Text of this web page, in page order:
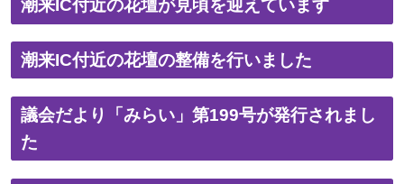
潮来IC付近の花壇が見頃を迎えています
潮来IC付近の花壇の整備を行いました
議会だより「みらい」第199号が発行されまし
た